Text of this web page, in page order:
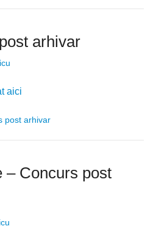
arhivar
aici
post arhivar
– Concurs post